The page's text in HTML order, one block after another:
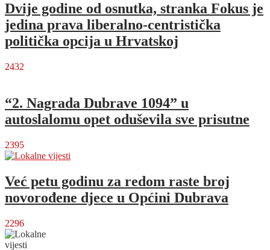
Dvije godine od osnutka, stranka Fokus je
jedina prava liberalno-centristička
politička opcija u Hrvatskoj
2432
“2. Nagrada Dubrave 1094” u
autoslalomu opet oduševila sve prisutne
2395
Već petu godinu za redom raste broj
novorođene djece u Općini Dubrava
2296